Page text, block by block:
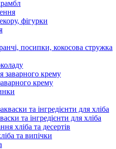
фігурки
посипки, кокосова стружка
крему
та інгредієнти для хліба
хліба та десертів
та випічки